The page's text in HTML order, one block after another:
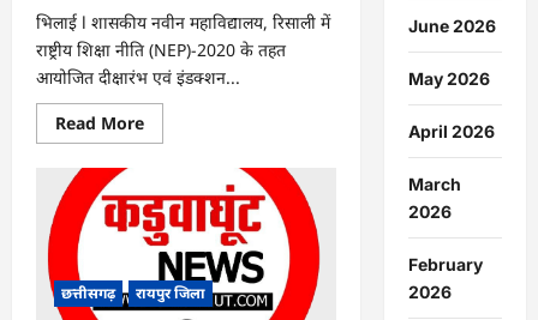
…
भिलाई l शासकीय नवीन महाविद्यालय, रिसाली में
राष्ट्रीय शिक्षा नीति (NEP)-2020 के तहत
आयोजित दीक्षारंभ एवं इंडक्शन...
Read MoreRead
more
:
नौकरी
देने
वाले
बनें:
रिसाली
कॉलेज
में
छत्तीसगढ़ रायपुर जिला
June 2026
May 2026
April 2026
March
2026
February
2026